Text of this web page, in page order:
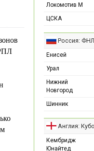
Локомотив М
ЦСКА
Россия:
Енисей
Урал
Нижний
Новгород
Шинник
Англия:
Кембридж
Юнайтед